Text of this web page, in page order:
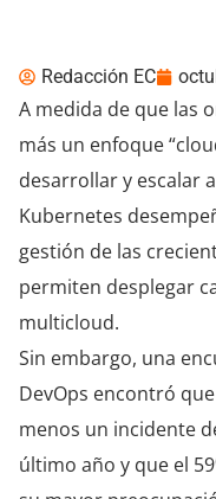
Redacción EC
A medida de que las
más un enfoque
desarrollar y escalar
Kubernetes
gestión de las
permiten desplegar
multicloud.
Sin embargo, una
DevOps encontró
menos un incidente
último año y que el